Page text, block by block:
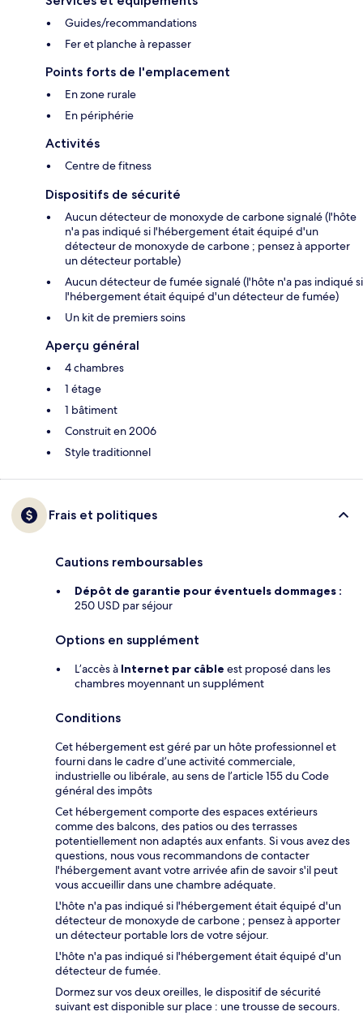
Guides/recommandations
Fer et planche à repasser
Points forts de l'emplacement
En zone rurale
En périphérie
Activités
Centre de fitness
Dispositifs de sécurité
Aucun détecteur de monoxyde de carbone signalé (l'hôte
n'a pas indiqué si l'hébergement était équipé d'un
détecteur de monoxyde de carbone ; pensez à apporter
un détecteur portable)
Aucun détecteur de fumée signalé (l'hôte n'a pas indiqué si
l'hébergement était équipé d'un détecteur de fumée)
Un kit de premiers soins
Aperçu général
4 chambres
1 étage
1 bâtiment
Construit en 2006
Style traditionnel
Frais et politiques
Cautions remboursables
Dépôt de garantie pour éventuels dommages :
250 USD par séjour
Options en supplément
L’accès à Internet par câble est proposé dans les
chambres moyennant un supplément
Conditions
Cet hébergement est géré par un hôte professionnel et
fourni dans le cadre d’une activité commerciale,
industrielle ou libérale, au sens de l’article 155 du Code
général des impôts
Cet hébergement comporte des espaces extérieurs
comme des balcons, des patios ou des terrasses
potentiellement non adaptés aux enfants. Si vous avez des
questions, nous vous recommandons de contacter
l'hébergement avant votre arrivée afin de savoir s'il peut
vous accueillir dans une chambre adéquate.
L'hôte n'a pas indiqué si l'hébergement était équipé d'un
détecteur de monoxyde de carbone ; pensez à apporter
un détecteur portable lors de votre séjour.
L'hôte n'a pas indiqué si l'hébergement était équipé d'un
détecteur de fumée.
Dormez sur vos deux oreilles, le dispositif de sécurité
suivant est disponible sur place : une trousse de secours.